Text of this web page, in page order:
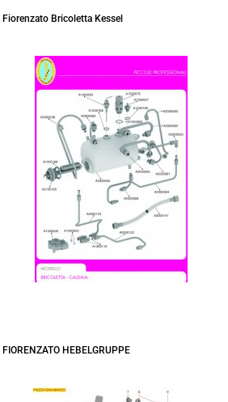
Fiorenzato Bricoletta Kessel
FIORENZATO HEBELGRUPPE